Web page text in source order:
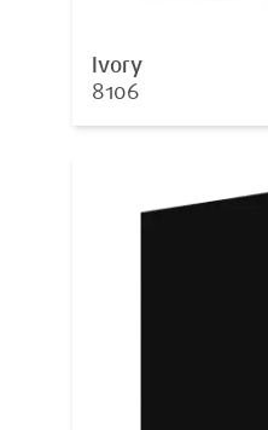
Ivory
8106